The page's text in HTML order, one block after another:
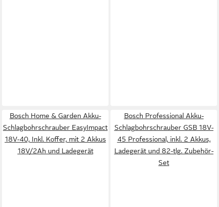
Bosch Home & Garden Akku-
Schlagbohrschrauber EasyImpact
18V-40, Inkl. Koffer, mit 2 Akkus
18V/2Ah und Ladegerät
Bosch Professional Akku-
Schlagbohrschrauber GSB 18V-
45 Professional, inkl. 2 Akkus,
Ladegerät und 82-tlg. Zubehör-
Set